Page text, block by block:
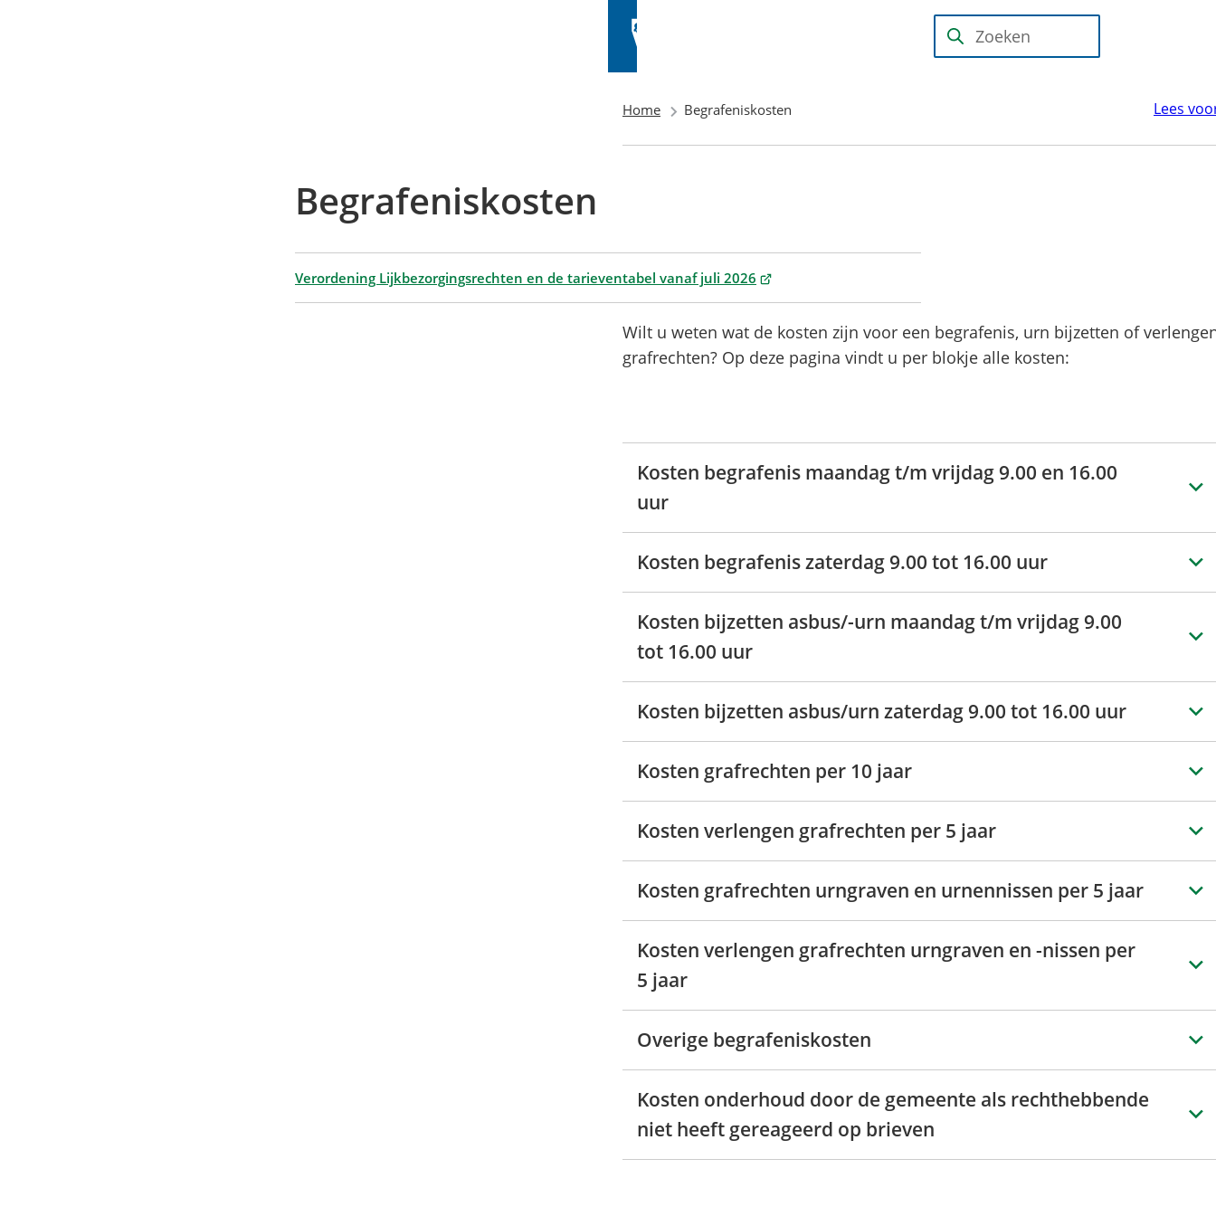
Zoeken
Home Begrafeniskosten Lees
Begrafeniskosten
Verordening Lijkbezorgingsrechten en de tarieventabel vanaf juli 2026 (Verwijst
naar
externe
website)
Wilt u weten wat de kosten zijn voor een begrafenis, urn bijzetten of
grafrechten? Op deze pagina vindt u per blokje alle kosten:
Kosten begrafenis maandag t/m vrijdag 9.00 en 16.00
uur
Kosten begrafenis zaterdag 9.00 tot 16.00 uur
Kosten bijzetten asbus/-urn maandag t/m vrijdag 9.00
tot 16.00 uur
Kosten bijzetten asbus/urn zaterdag 9.00 tot 16.00 uur
Kosten grafrechten per 10 jaar
Kosten verlengen grafrechten per 5 jaar
Kosten grafrechten urngraven en urnennissen per 5 jaar
Kosten verlengen grafrechten urngraven en -nissen per
5 jaar
Overige begrafeniskosten
Kosten onderhoud door de gemeente als rechthebbende
niet heeft gereageerd op brieven